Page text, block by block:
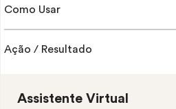
Como Usar
Ação / Resultado
Assistente Virtual